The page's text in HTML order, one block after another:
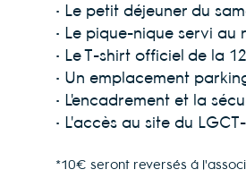
• Le petit déjeuner du
• Le pique-nique servi
• Le T-shirt officiel de la
• Un emplacement
• L'encadrement et la
• L'accès au site du
*10€ seront reversés à